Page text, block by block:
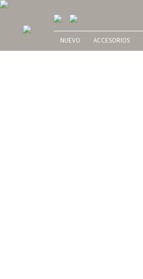
NUEVO ACCESORIOS